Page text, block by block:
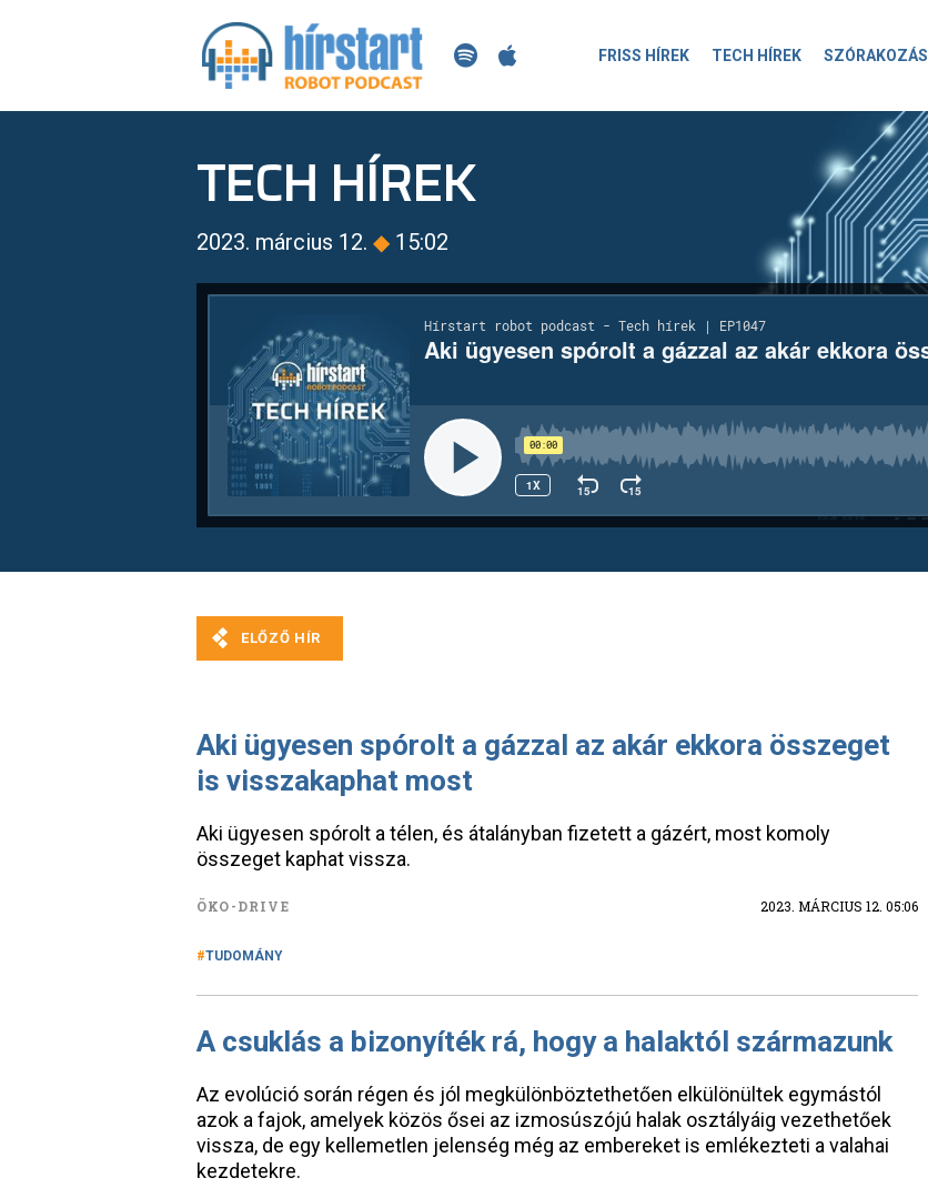
FRISS HÍREK TECH HÍREK SZÓRAKOZÁS
TECH HÍREK
2023. március 12. ◆ 15:02
Aki ügyesen spórolt a gázzal az akár ekkora összeget
is visszakaphat most
Aki ügyesen spórolt a télen, és átalányban fizetett a gázért, most komoly
összeget kaphat vissza.
ÖKO-DRIVE 2023. MÁRCIUS 12. 05:06
TUDOMÁNY
A csuklás a bizonyíték rá, hogy a halaktól származunk
Az evolúció során régen és jól megkülönböztethetően elkülönültek egymástól
azok a fajok, amelyek közös ősei az izmosúszójú halak osztályáig vezethetőek
vissza, de egy kellemetlen jelenség még az embereket is emlékezteti a valahai
kezdetekre.